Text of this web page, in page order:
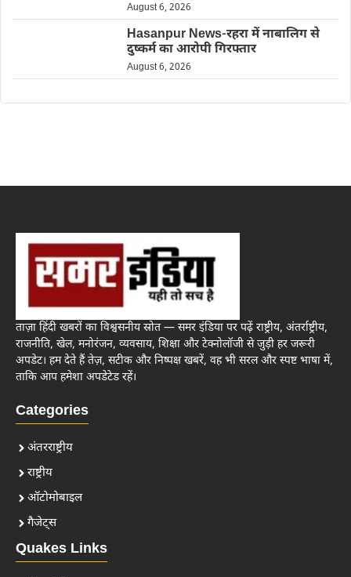
August 6, 2026
Hasanpur News-रहरा में नाबालिग से
दुष्कर्म का आरोपी गिरफ्तार
August 6, 2026
ताज़ा हिंदी खबरों का विश्वसनीय स्रोत — समर इंडिया पर पढ़ें राष्ट्रीय, अंतर्राष्ट्रीय,
राजनीति, खेल, मनोरंजन, व्यवसाय, शिक्षा और टेक्नोलॉजी से जुड़ी हर जरूरी
अपडेट। हम देते हैं तेज़, सटीक और निष्पक्ष खबरें, वह भी सरल और स्पष्ट भाषा में,
ताकि आप हमेशा अपडेटेड रहें।
Categories
अंतरराष्ट्रीय
राष्ट्रीय
ऑटोमोबाइल
गैजेट्स
Quakes Links